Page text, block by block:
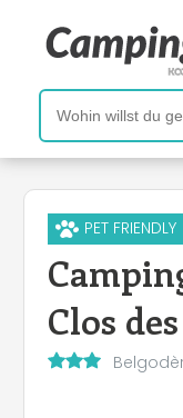
PET FRIENDLY
Clos